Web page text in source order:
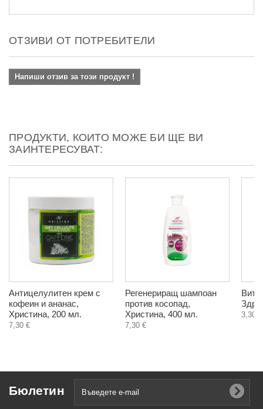
ОТЗИВИ ОТ ПОТРЕБИТЕЛИ
Напиши отзив за този продукт !
ПРОДУКТИ, КОИТО МОЖЕ БИ ЩЕ ВИ
ЗАИНТЕРЕСУВАТ:
Антицелулитен крем с
кофеин и ананас,
Христина, 200 мл.
7,30 €
Регенериращ шампоан
против косопад,
Христина, 400 мл.
7,30 €
3,30 €
Бюлетин